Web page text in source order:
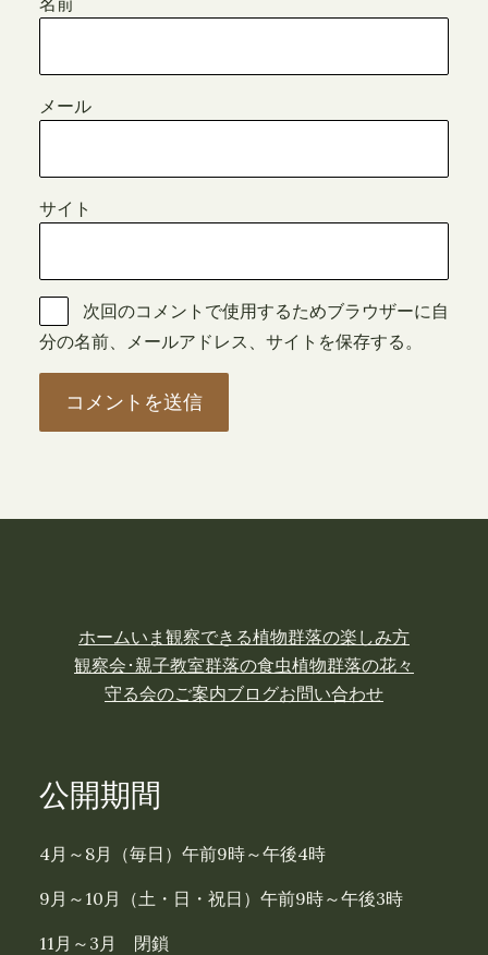
メール
サイト
次回のコメントで使用するためブラウザーに自
分の名前、メールアドレス、サイトを保存する。
ホームいま観察できる植物群落の楽しみ方
観察会･親子教室群落の食虫植物群落の花々
守る会のご案内ブログお問い合わせ
公開期間
4月～8月（毎日）午前9時～午後4時
9月～10月（土・日・祝日）午前9時～午後3時
11月～3月 閉鎖